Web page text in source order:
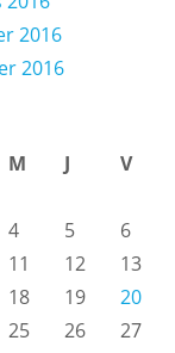
2016
2016
M J V
4 5 6
11 12 13
18 19 20
25 26 27